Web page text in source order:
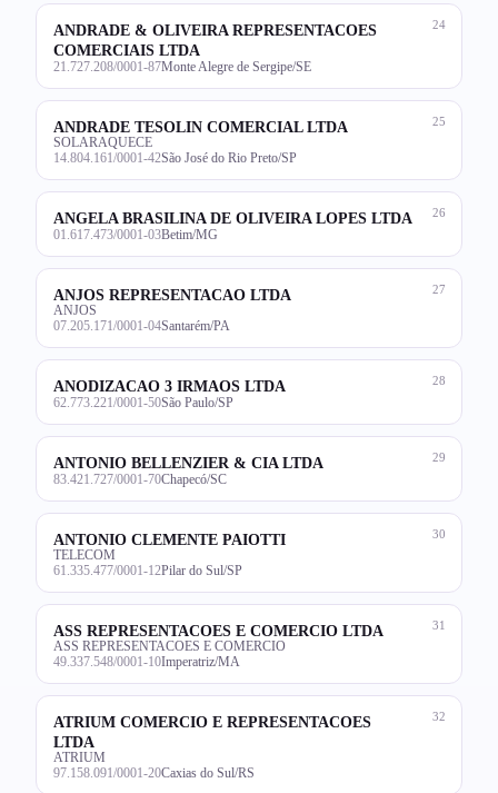
24
ANDRADE & OLIVEIRA REPRESENTACOES
COMERCIAIS LTDA
21.727.208/0001-87Monte Alegre de Sergipe/SE
25
ANDRADE TESOLIN COMERCIAL LTDA
SOLARAQUECE
14.804.161/0001-42São José do Rio Preto/SP
26
ANGELA BRASILINA DE OLIVEIRA LOPES LTDA
01.617.473/0001-03Betim/MG
27
ANJOS REPRESENTACAO LTDA
ANJOS
07.205.171/0001-04Santarém/PA
28
ANODIZACAO 3 IRMAOS LTDA
62.773.221/0001-50São Paulo/SP
29
ANTONIO BELLENZIER & CIA LTDA
83.421.727/0001-70Chapecó/SC
30
ANTONIO CLEMENTE PAIOTTI
TELECOM
61.335.477/0001-12Pilar do Sul/SP
31
ASS REPRESENTACOES E COMERCIO LTDA
ASS REPRESENTACOES E COMERCIO
49.337.548/0001-10Imperatriz/MA
32
ATRIUM COMERCIO E REPRESENTACOES
LTDA
ATRIUM
97.158.091/0001-20Caxias do Sul/RS